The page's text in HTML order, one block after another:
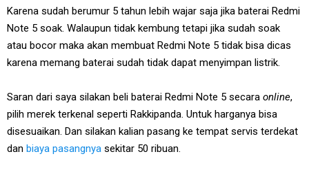
Karena sudah berumur 5 tahun lebih wajar saja jika baterai Redmi
Note 5 soak. Walaupun tidak kembung tetapi jika sudah soak
atau bocor maka akan membuat Redmi Note 5 tidak bisa dicas
karena memang baterai sudah tidak dapat menyimpan listrik.
Saran dari saya silakan beli baterai Redmi Note 5 secara online,
pilih merek terkenal seperti Rakkipanda. Untuk harganya bisa
disesuaikan. Dan silakan kalian pasang ke tempat servis terdekat
dan biaya pasangnya sekitar 50 ribuan.